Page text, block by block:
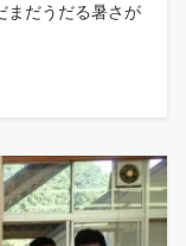
まだうだる暑さが